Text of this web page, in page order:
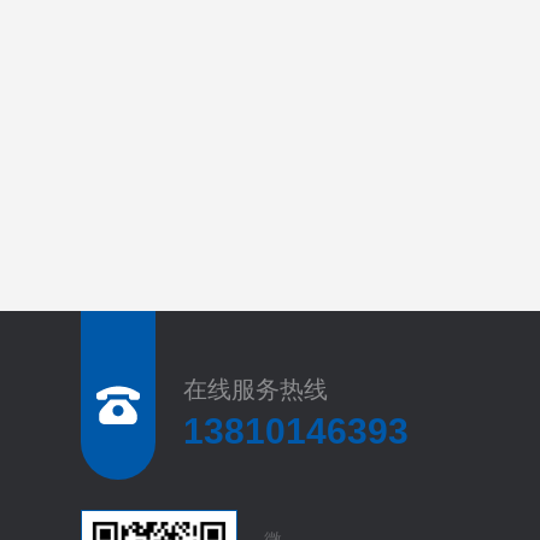
在线服务热线
13810146393